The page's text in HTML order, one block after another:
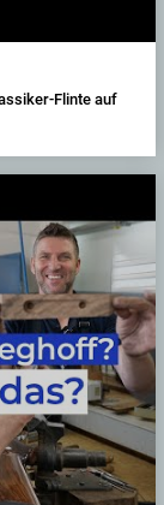
Flinte auf